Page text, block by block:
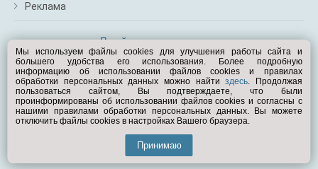
Реклама
Перейти на полную версию
Вам помочь?
© Exist.ru 1998—2026
Мы используем файлы cookies для улучшения работы сайта и
большего удобства его использования. Более подробную
информацию об использовании файлов cookies и правилах
обработки персональных данных можно найтиздесь. Продолжая
пользоваться сайтом, Вы подтверждаете, что были
проинформированы об использовании файлов cookies и согласны с
нашими правилами обработки персональных данных. Вы можете
отключить файлы cookies в настройках Вашего браузера.
Принимаю